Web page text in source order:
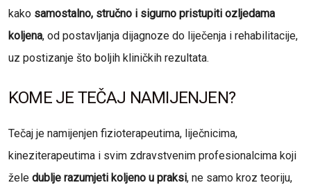
kako samostalno, stručno i sigurno pristupiti ozljedama
koljena, od postavljanja dijagnoze do liječenja i rehabilitacije,
uz postizanje što boljih kliničkih rezultata.
KOME JE TEČAJ NAMIJENJEN?
Tečaj je namijenjen fizioterapeutima, liječnicima,
kineziterapeutima i svim zdravstvenim profesionalcima koji
žele dublje razumjeti koljeno u praksi, ne samo kroz teoriju,